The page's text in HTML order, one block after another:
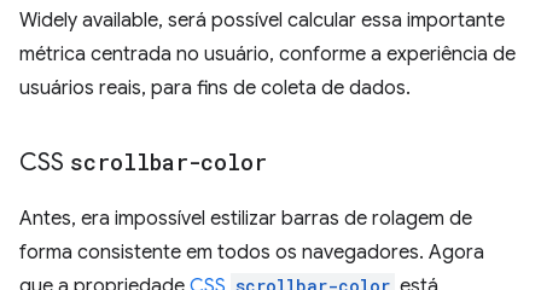
Widely available, será possível calcular essa importante
métrica centrada no usuário, conforme a experiência de
usuários reais, para fins de coleta de dados.
CSS scrollbar-color
Antes, era impossível estilizar barras de rolagem de
forma consistente em todos os navegadores. Agora